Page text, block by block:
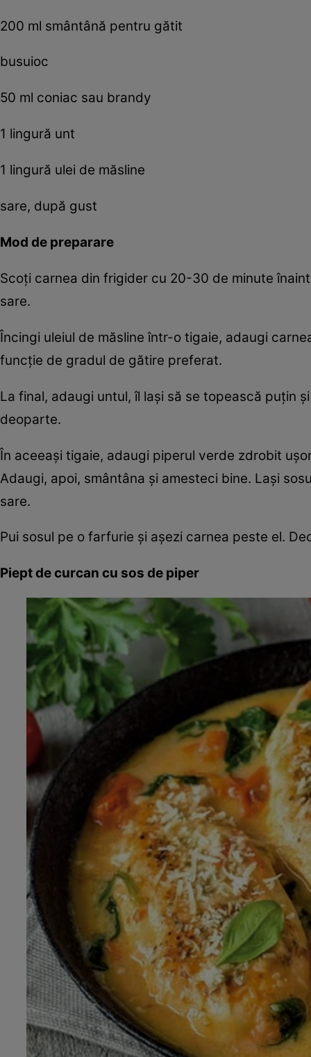
200 ml smântână pentru gătit
busuioc
50 ml coniac sau brandy
1 lingură unt
1 lingură ulei de măsline
sare, după gust
Mod de preparare
Scoți carnea din frigider cu 20-30 de minute
sare.
Încingi uleiul de măsline într-o tigaie, adaugi
funcție de gradul de gătire preferat.
La final, adaugi untul, îl lași să se topească puțin
deoparte.
În aceeași tigaie, adaugi piperul verde zdrobit
Adaugi, apoi, smântâna și amesteci bine. Lași
sare.
Pui sosul pe o farfurie și așezi carnea peste el.
Piept de curcan cu sos de piper